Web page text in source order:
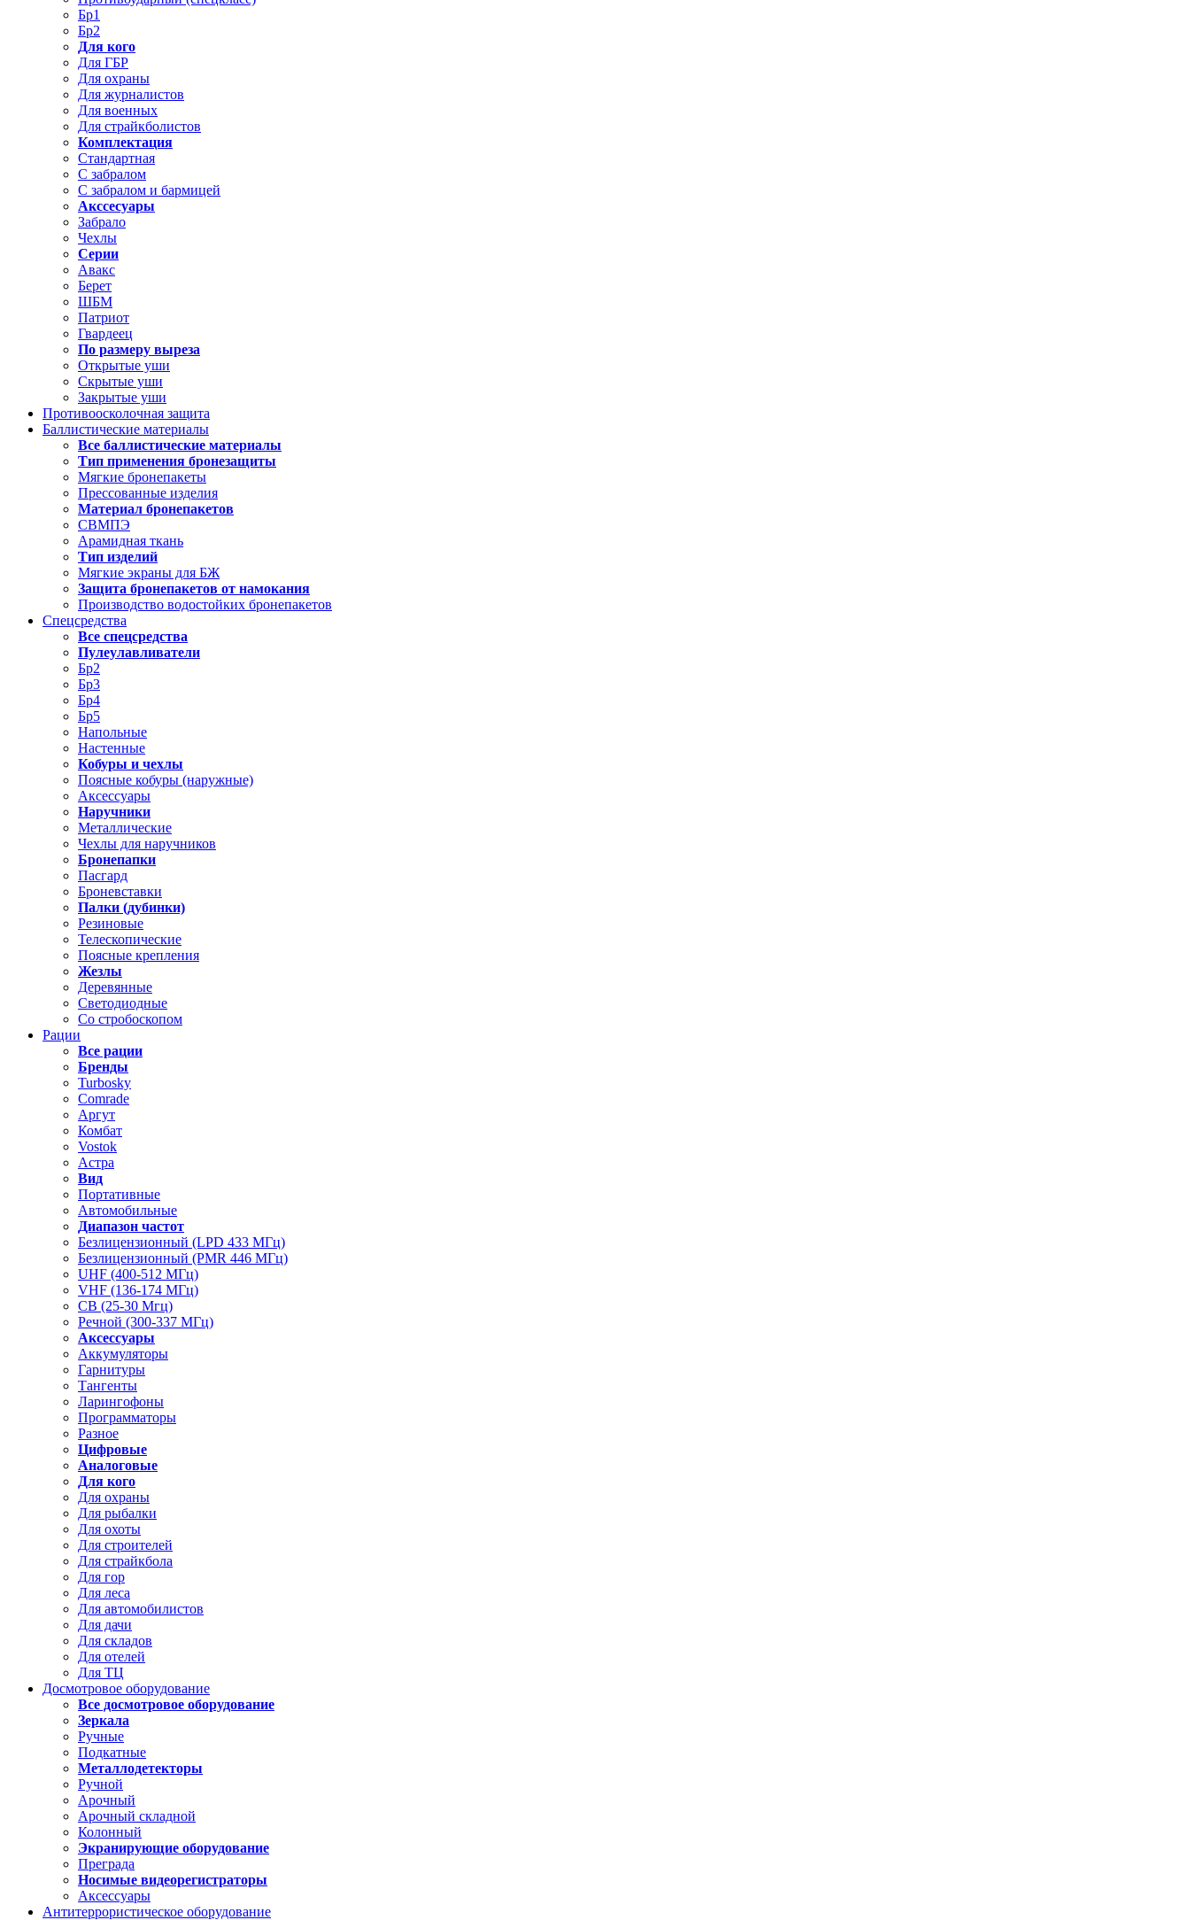
Бр1
Бр2
Для кого
Для ГБР
Для охраны
Для журналистов
Для военных
Для страйкболистов
Комплектация
Стандартная
С забралом
С забралом и бармицей
Акссесуары
Забрало
Чехлы
Серии
Авакс
Берет
ШБМ
Патриот
Гвардеец
По размеру выреза
Открытые уши
Скрытые уши
Закрытые уши
Противоосколочная защита
Баллистические материалы
Все баллистические материалы
Тип применения бронезащиты
Мягкие бронепакеты
Прессованные изделия
Материал бронепакетов
СВМПЭ
Арамидная ткань
Тип изделий
Мягкие экраны для БЖ
Защита бронепакетов от намокания
Производство водостойких бронепакетов
Спецсредства
Все спецсредства
Пулеулавливатели
Бр2
Бр3
Бр4
Бр5
Напольные
Настенные
Кобуры и чехлы
Поясные кобуры (наружные)
Аксессуары
Наручники
Металлические
Чехлы для наручников
Бронепапки
Пасгард
Броневставки
Палки (дубинки)
Резиновые
Телескопические
Поясные крепления
Жезлы
Деревянные
Светодиодные
Со стробоскопом
Рации
Все рации
Бренды
Turbosky
Comrade
Аргут
Комбат
Vostok
Астра
Вид
Портативные
Автомобильные
Диапазон частот
Безлицензионный (LPD 433 МГц)
Безлицензионный (PMR 446 МГц)
UHF (400-512 МГц)
VHF (136-174 МГц)
CB (25-30 Мгц)
Речной (300-337 МГц)
Аксессуары
Аккумуляторы
Гарнитуры
Тангенты
Ларингофоны
Программаторы
Разное
Цифровые
Аналоговые
Для кого
Для охраны
Для рыбалки
Для охоты
Для строителей
Для страйкбола
Для гор
Для леса
Для автомобилистов
Для дачи
Для складов
Для отелей
Для ТЦ
Досмотровое оборудование
Все досмотровое оборудование
Зеркала
Ручные
Подкатные
Металлодетекторы
Ручной
Арочный
Арочный складной
Колонный
Экранирующие оборудование
Преграда
Носимые видеорегистраторы
Аксессуары
Антитеррористическое оборудование